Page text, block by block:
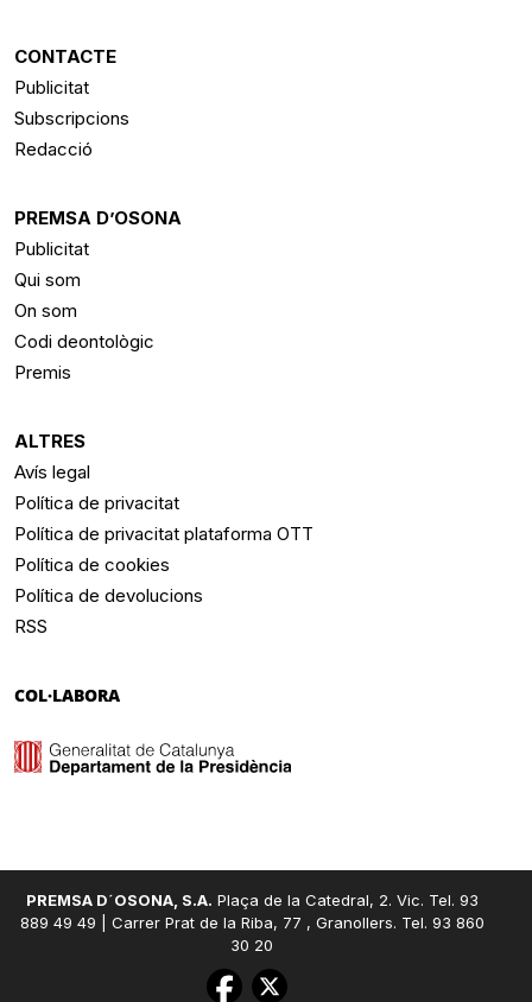
CONTACTE
Publicitat
Subscripcions
Redacció
PREMSA D’OSONA
Publicitat
Qui som
On som
Codi deontològic
Premis
ALTRES
Avís legal
Política de privacitat
Política de privacitat plataforma OTT
Política de cookies
Política de devolucions
RSS
COL·LABORA
PREMSA D´OSONA, S.A. Plaça de la Catedral, 2. Vic. Tel. 93
889 49 49 | Carrer Prat de la Riba, 77 , Granollers. Tel. 93 860
30 20